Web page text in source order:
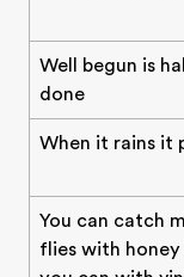
Well begun is
done
When it rains it
You can catch
flies with honey